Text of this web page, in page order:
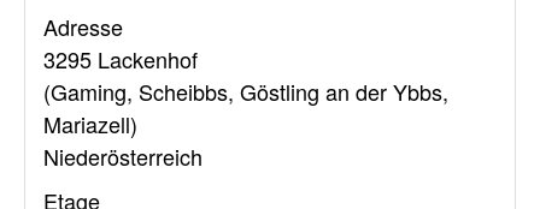
Adresse
3295 Lackenhof
(Gaming, Scheibbs, Göstling an der Ybbs,
Mariazell)
Niederösterreich
Etage